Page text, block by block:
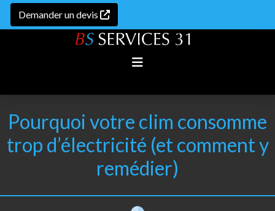
Demander un devis
Pourquoi votre clim consomme
trop d’électricité (et comment y
remédier)